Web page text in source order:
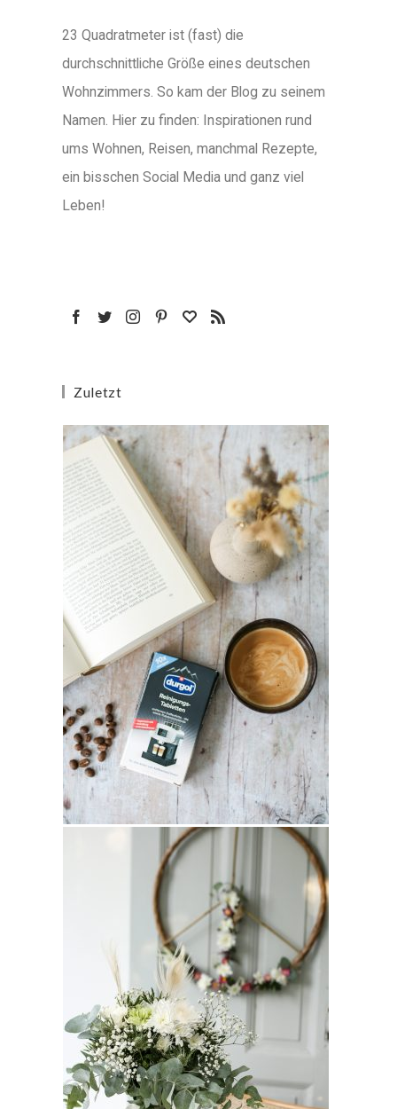
23 Quadratmeter ist (fast) die
durchschnittliche Größe eines deutschen
Wohnzimmers. So kam der Blog zu seinem
Namen. Hier zu finden: Inspirationen rund
ums Wohnen, Reisen, manchmal Rezepte,
ein bisschen Social Media und ganz viel
Leben!
Zuletzt